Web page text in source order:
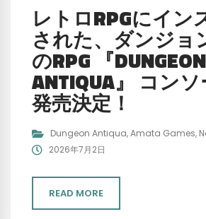
レトロRPGにイン
された、ダンジョ
のRPG 『DUNGEON
ANTIQUA』 コン
発売決定！
Dungeon Antiqua,Amata Games,
2026年7月2日
READ MORE